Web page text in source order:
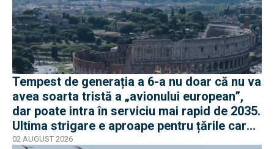
Tempest de generația a 6-a nu doar că nu va
avea soarta tristă a „avionului european”,
dar poate intra în serviciu mai rapid de 2035.
Ultima strigare e aproape pentru țările care
vor în program
02 AUGUST 2026